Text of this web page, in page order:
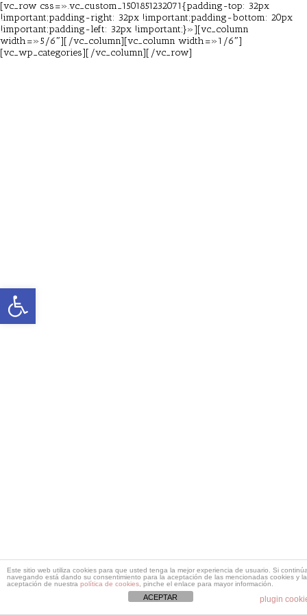
Abrir barra de herramientas
[vc_row css=».vc_custom_1501851232071{padding-top: 32px
!important;padding-right: 32px !important;padding-bottom: 20px
!important;padding-left: 32px !important;}»][vc_column
width=»5/6″][/vc_column][vc_column width=»1/6″]
[vc_wp_categories][/vc_column][/vc_row]
Este sitio web utiliza cookies para que usted tenga la mejor experiencia de usuario. Si
navegando está dando su consentimiento para la aceptación de las mencionadas cookies y la
aceptación de nuestra política de cookies , pinche el enlace para mayor información.
plugin
ACEPTAR